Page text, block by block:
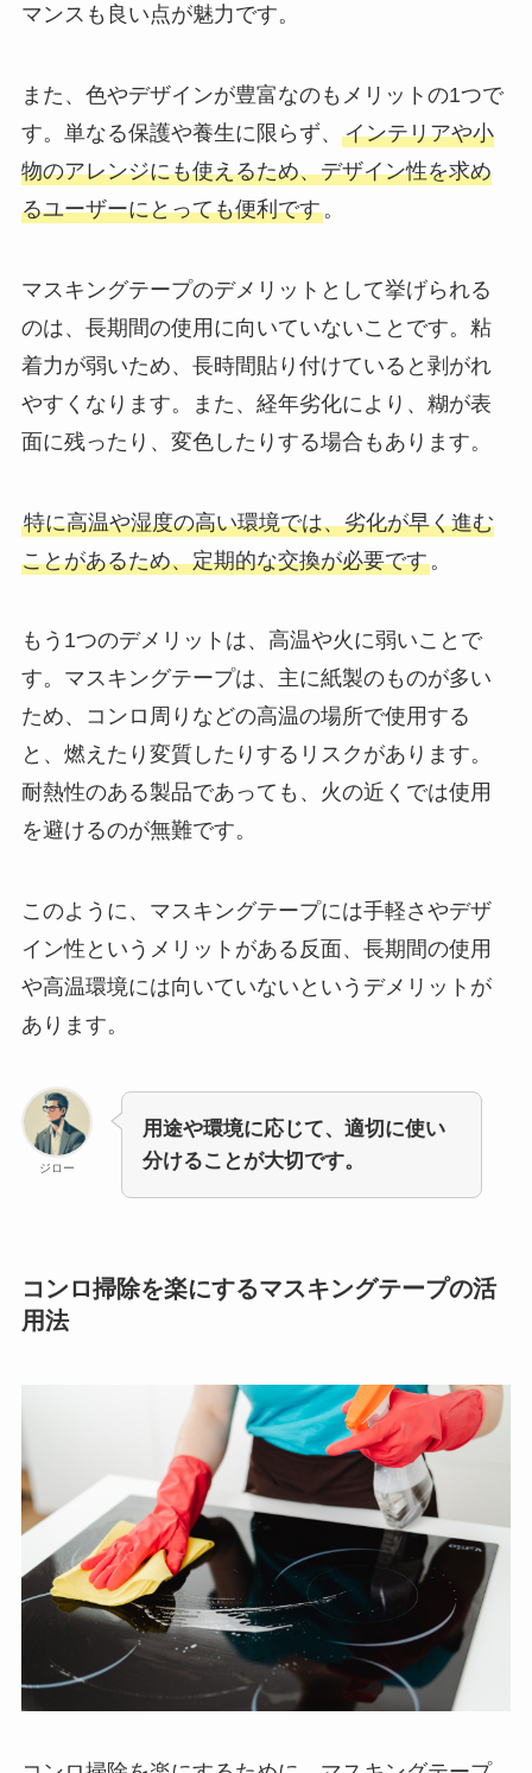
マンスも良い点が魅力です。
また、色やデザインが豊富なのもメリットの1つで
す。単なる保護や養生に限らず、 インテリアや小
物のアレンジにも使えるため、デザイン性を求め
るユーザーにとっても便利です。
マスキングテープのデメリットとして挙げられる
のは、長期間の使用に向いていないことです。粘
着力が弱いため、長時間貼り付けていると剥がれ
やすくなります。また、経年劣化により、糊が表
面に残ったり、変色したりする場合もあります。
特に高温や湿度の高い環境では、劣化が早く進む
ことがあるため、定期的な交換が必要です。
もう1つのデメリットは、高温や火に弱いことで
す。マスキングテープは、主に紙製のものが多い
ため、コンロ周りなどの高温の場所で使用する
と、燃えたり変質したりするリスクがあります。
耐熱性のある製品であっても、火の近くでは使用
を避けるのが無難です。
このように、マスキングテープには手軽さやデザ
イン性というメリットがある反面、長期間の使用
や高温環境には向いていないというデメリットが
あります。
ジロー
用途や環境に応じて、適切に使い
分けることが大切です。
コンロ掃除を楽にするマスキングテープの活
用法